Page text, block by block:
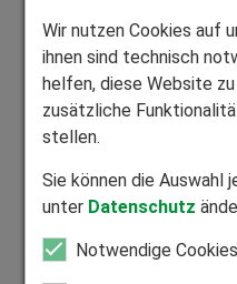
Unterlagen als PDF-
hochladen. Bitte
Dateigröße von
Bewerbungsunterlagen
Wir nutzen Cookies auf
ihnen sind technisch
helfen, diese Website
zusätzliche
stellen.
Sie können die Auswahl
unter Datenschutz
Notwendige Cookies